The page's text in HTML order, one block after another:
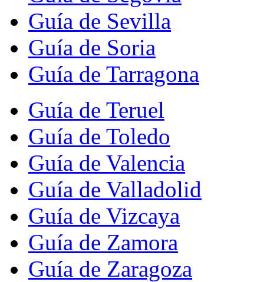
Guía de Sevilla
Guía de Soria
Guía de Tarragona
Guía de Teruel
Guía de Toledo
Guía de Valencia
Guía de Valladolid
Guía de Vizcaya
Guía de Zamora
Guía de Zaragoza